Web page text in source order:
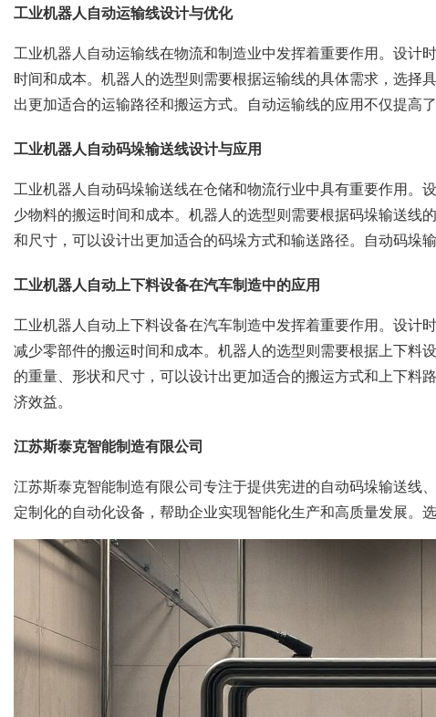
工业机器人自动运输线设计与优化
工业机器人自动运输线在物流和制造业中发挥着重要作用。设计
时间和成本。机器人的选型则需要根据运输线的具体需求，选
出更加适合的运输路径和搬运方式。自动运输线的应用不仅提高
工业机器人自动码垛输送线设计与应用
工业机器人自动码垛输送线在仓储和物流行业中具有重要作用。
少物料的搬运时间和成本。机器人的选型则需要根据码垛输送
和尺寸，可以设计出更加适合的码垛方式和输送路径。自动码垛
工业机器人自动上下料设备在汽车制造中的应用
工业机器人自动上下料设备在汽车制造中发挥着重要作用。设计
减少零部件的搬运时间和成本。机器人的选型则需要根据上下料
的重量、形状和尺寸，可以设计出更加适合的搬运方式和上下
济效益。
江苏斯泰克智能制造有限公司
江苏斯泰克智能制造有限公司专注于提供宪进的自动码垛输送线
定制化的自动化设备，帮助企业实现智能化生产和高质量发展。